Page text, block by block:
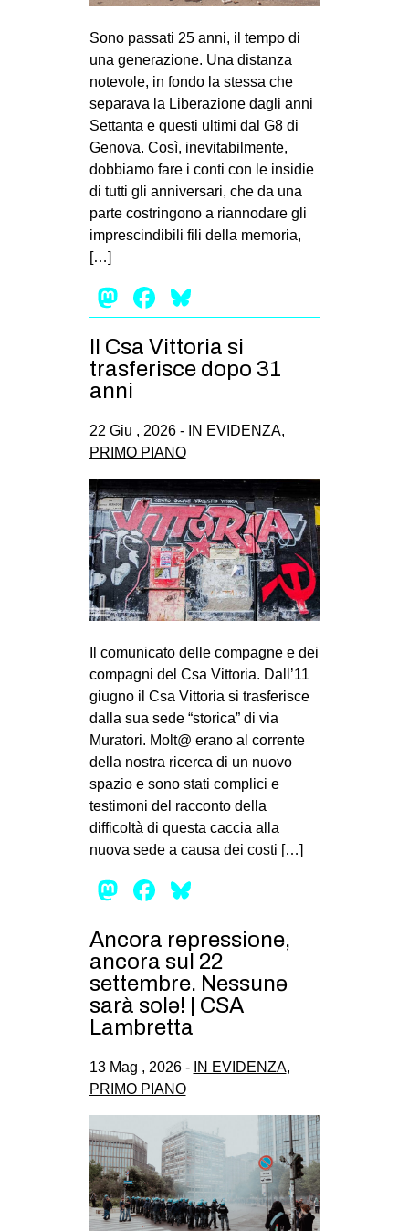
INTERNAZIONALE
AFRICA
ESTREMO ORIENTE
EUROPA
MEDIO ORIENTE
MONDO
in
Fb
bsky
ms
SEARCH
Sono passati 25 anni, il tempo di
una generazione. Una distanza
notevole, in fondo la stessa che
separava la Liberazione dagli anni
Settanta e questi ultimi dal G8 di
Genova. Così, inevitabilmente,
dobbiamo fare i conti con le insidie
di tutti gli anniversari, che da una
parte costringono a riannodare gli
imprescindibili fili della memoria,
[…]
Mastodon
Facebook
Il Csa Vittoria si
trasferisce dopo 31
anni
22 Giu , 2026 - IN EVIDENZA,
PRIMO PIANO
Il comunicato delle compagne e dei
compagni del Csa Vittoria. Dall’11
giugno il Csa Vittoria si trasferisce
dalla sua sede “storica” di via
Muratori. Molt@ erano al corrente
della nostra ricerca di un nuovo
spazio e sono stati complici e
testimoni del racconto della
difficoltà di questa caccia alla
nuova sede a causa dei costi […]
Mastodon
Facebook
Ancora repressione,
ancora sul 22
settembre. Nessunə
sarà solə! | CSA
Lambretta
13 Mag , 2026 - IN EVIDENZA,
PRIMO PIANO